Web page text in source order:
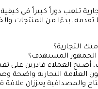
تلعب دوراً كبيراً في
بدءًا من المنتجات
التجارية؟
الجمهور المستهدف؟
العملاء قادرين على
التجارية واضحة
والمصداقية يعززان علاقة